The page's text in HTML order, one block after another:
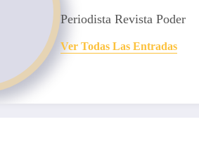
Periodista Revista Poder
Ver Todas Las Entradas